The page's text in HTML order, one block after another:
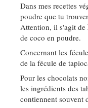
Dans mes recettes
poudre que tu
Attention, il s'agit de
de coco en poudre.
Concernant les
de la fécule de
Pour les chocolats
les ingrédients des
contiennent souvent